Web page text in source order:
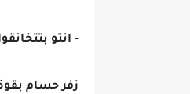
- انتو
زفر حسام